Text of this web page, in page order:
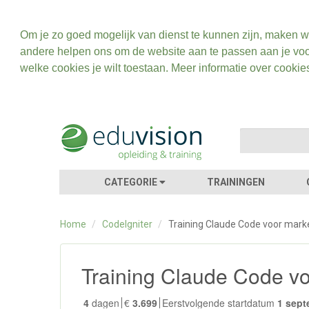
Om je zo goed mogelijk van dienst te kunnen zijn, maken
andere helpen ons om de website aan te passen aan je
welke cookies je wilt toestaan. Meer informatie over
CATEGORIE TRAININGEN
Home / CodeIgniter / Training Claude Code voor
Training Claude Code
4 dagen € 3.699 Eerstvolgende startdatum 1